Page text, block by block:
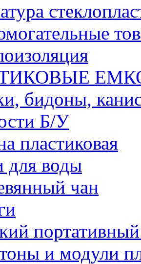
бидоны,
Б/У
пластиковая
для воды
чан
и модули